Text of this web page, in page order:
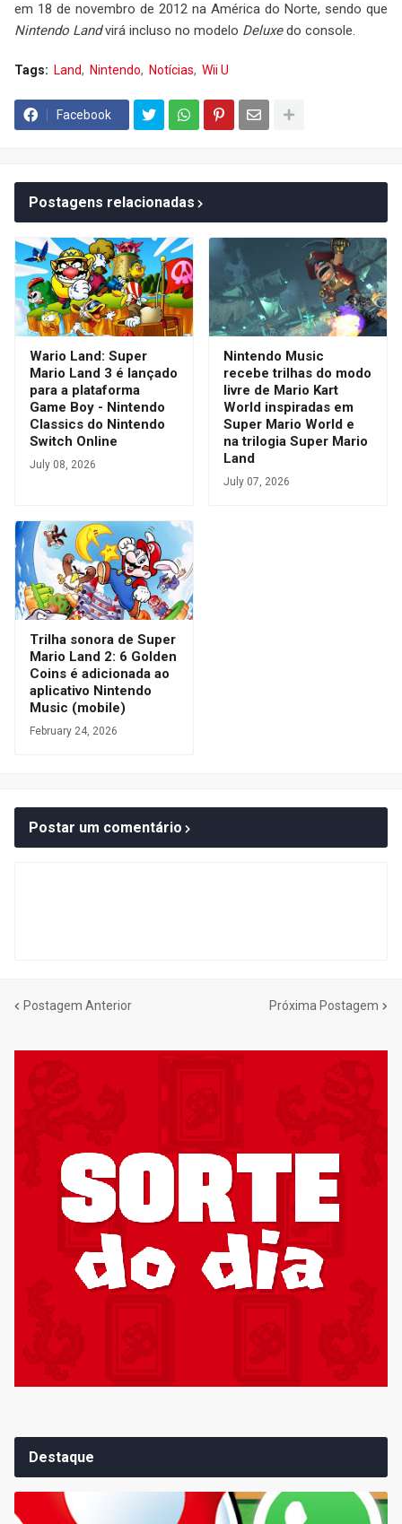
em 18 de novembro de 2012 na América do Norte, sendo que
Nintendo Landvirá incluso no modelo Deluxedo console.
Tags: Land Nintendo Notícias Wii U
Facebook
Postagens relacionadas
Wario Land: Super
Mario Land 3 é lançado
para a plataforma
Game Boy - Nintendo
Classics do Nintendo
Switch Online
July 08, 2026
Nintendo Music
recebe trilhas do modo
livre de Mario Kart
World inspiradas em
Super Mario World e
na trilogia Super Mario
Land
July 07, 2026
Trilha sonora de Super
Mario Land 2: 6 Golden
Coins é adicionada ao
aplicativo Nintendo
Music (mobile)
February 24, 2026
Postar um comentário
Postagem Anterior Próxima Postagem
Destaque